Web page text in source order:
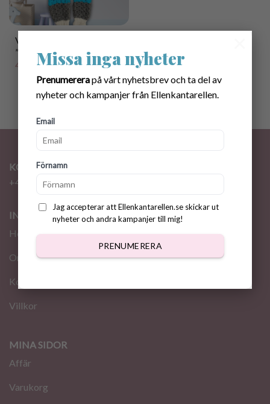
Missa inga nyheter
Prenumererapå vårt nyhetsbrev och ta del av
nyheter och kampanjer från Ellenkantarellen.
Email
Förnamn
Jag accepterar att Ellenkantarellen.se skickar ut
nyheter och andra kampanjer till mig!
PRENUMERERA
Virkmönster Babyoverall
”Erik” 0-6mån
40.00kr
KONTAKT
+46 72 310 46 48
INFORMATION
Hem
Om oss
Kontakt
Villkor
MINA SIDOR
Affär
Varukorg